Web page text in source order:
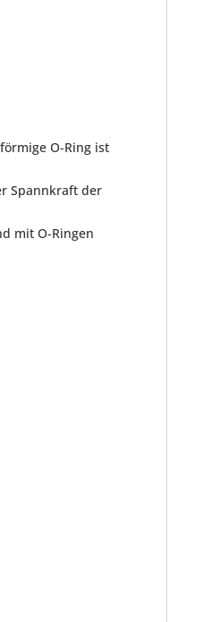
O-Ring ist
Spannkraft der
mit O-Ringen